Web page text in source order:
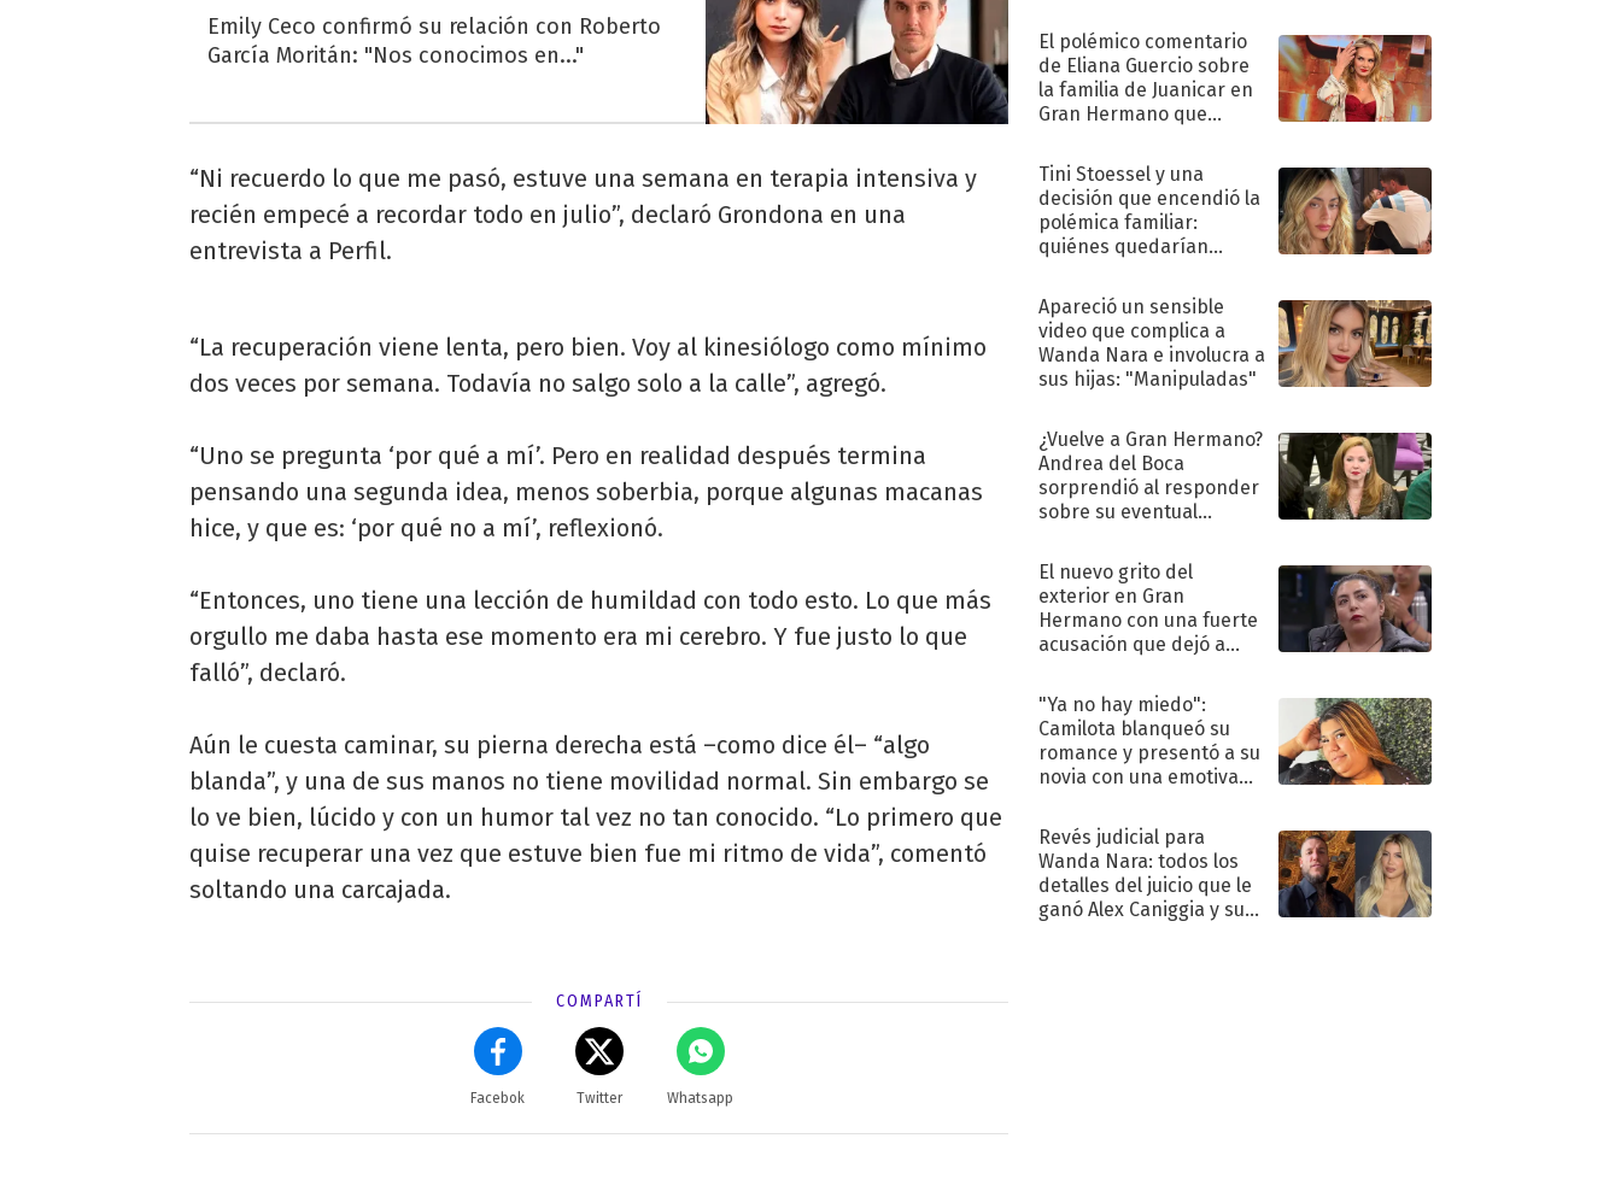
Emily Ceco confirmó su relación con Roberto
García Moritán: "Nos conocimos en..."
“Ni recuerdo lo que me pasó, estuve una semana en terapia intensiva y
recién empecé a recordar todo en julio”, declaró Grondona en una
entrevista a Perfil.
“La recuperación viene lenta, pero bien. Voy al kinesiólogo como mínimo
dos veces por semana. Todavía no salgo solo a la calle”, agregó.
“Uno se pregunta ‘por qué a mí’. Pero en realidad después termina
pensando una segunda idea, menos soberbia, porque algunas macanas
hice, y que es: ‘por qué no a mí’, reflexionó.
“Entonces, uno tiene una lección de humildad con todo esto. Lo que más
orgullo me daba hasta ese momento era mi cerebro. Y fue justo lo que
falló”, declaró.
Aún le cuesta caminar, su pierna derecha está –como dice él– “algo
blanda”, y una de sus manos no tiene movilidad normal. Sin embargo se
lo ve bien, lúcido y con un humor tal vez no tan conocido. “Lo primero que
quise recuperar una vez que estuve bien fue mi ritmo de vida”, comentó
soltando una carcajada.
COMPARTÍ
Facebok Twitter Whatsapp
El polémico comentario
de Eliana Guercio sobre
la familia de Juanicar en
Gran Hermano que
Tini Stoessel y una
decisión que encendió la
polémica familiar:
quiénes quedarían
Apareció un sensible
video que complica a
Wanda Nara e involucra a
sus hijas: "Manipuladas"
¿Vuelve a Gran Hermano?
Andrea del Boca
sorprendió al responder
sobre su eventual
El nuevo grito del
exterior en Gran
Hermano con una fuerte
acusación que dejó a
"Traidora"
"Ya no hay miedo":
Camilota blanqueó su
romance y presentó a su
novia con una emotiva
Revés judicial para
Wanda Nara: todos los
detalles del juicio que le
ganó Alex Caniggia y sus